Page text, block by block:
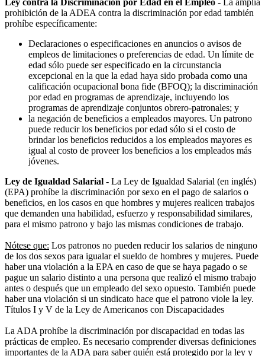
prohibición de la ADEA contra la discriminación por edad también
prohíbe específicamente:
Declaraciones o especificaciones en anuncios o avisos de
empleos de limitaciones o preferencias de edad. Un límite de
edad sólo puede ser especificado en la circunstancia
excepcional en la que la edad haya sido probada como una
calificación ocupacional bona fide (BFOQ); la discriminación
por edad en programas de aprendizaje, incluyendo los
programas de aprendizaje conjuntos obrero-patronales; y
la negación de beneficios a empleados mayores. Un patrono
puede reducir los beneficios por edad sólo si el costo de
brindar los beneficios reducidos a los empleados mayores es
igual al costo de proveer los beneficios a los empleados más
jóvenes.
Ley de Igualdad Salarial - La Ley de Igualdad Salarial (en inglés)
(EPA) prohíbe la discriminación por sexo en el pago de salarios o
beneficios, en los casos en que hombres y mujeres realicen trabajos
que demanden una habilidad, esfuerzo y responsabilidad similares,
para el mismo patrono y bajo las mismas condiciones de trabajo.
Nótese que: Los patronos no pueden reducir los salarios de ninguno
de los dos sexos para igualar el sueldo de hombres y mujeres. Puede
haber una violación a la EPA en caso de que se haya pagado o se
pague un salario distinto a una persona que realizó el mismo trabajo
antes o después que un empleado del sexo opuesto. También puede
haber una violación si un sindicato hace que el patrono viole la ley.
Títulos I y V de la Ley de Americanos con Discapacidades
La ADA prohíbe la discriminación por discapacidad en todas las
prácticas de empleo. Es necesario comprender diversas definiciones
importantes de la ADA para saber quién está protegido por la ley y